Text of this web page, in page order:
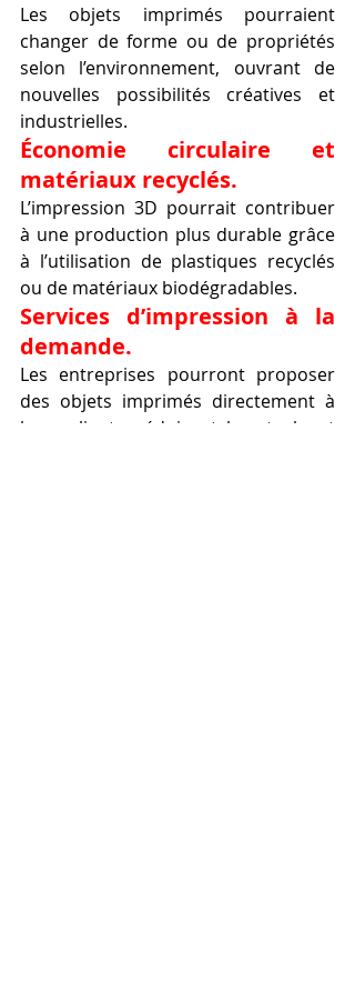
Les objets imprimés pourraient
changer de forme ou de propriétés
selon l’environnement, ouvrant de
nouvelles possibilités créatives et
industrielles.
Économie circulaire et
matériaux recyclés.
L’impression 3D pourrait contribuer
à une production plus durable grâce
à l’utilisation de plastiques recyclés
ou de matériaux biodégradables.
Services d’impression à la
demande.
Les entreprises pourront proposer
des objets imprimés directement à
leurs clients, réduisant les stocks et